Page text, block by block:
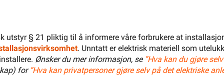
utstyr § 21 pliktig til å informere våre forbrukere at
. Unntatt er elektrisk materiell som
Ønsker du mer informasjon, se ”Hva kan du gjøre
for “Hva kan privatpersoner gjøre selv på det elektriske